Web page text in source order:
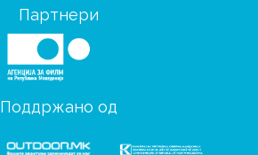
Партнери
Поддржано од